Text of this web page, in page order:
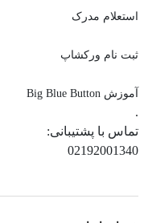
استعلام مدرک
ثبت نام ورکشاپ
آموزش Big Blue Button
.
تماس با پشتیبانی:
02192001340